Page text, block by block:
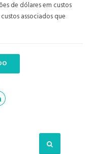
de dólares em custos
associados que